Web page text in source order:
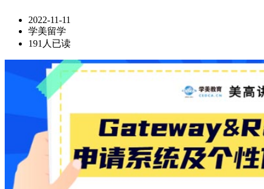
2022-11-11
学美留学
191人已读